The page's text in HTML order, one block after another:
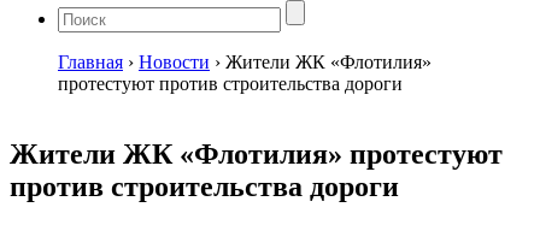
Главная › Новости › Жители ЖК «Флотилия»
протестуют против строительства дороги
Жители ЖК «Флотилия» протестуют
против строительства дороги